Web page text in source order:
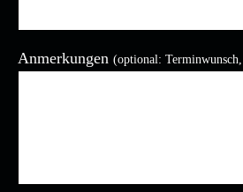
Bitte lasse dieses Feld leer.
Anmerkungen (optional: